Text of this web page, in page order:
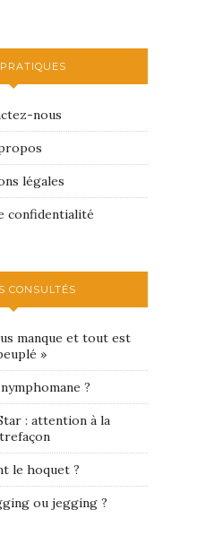
nous
légales
confidentialité
CONSULTÉS
manque et tout est
»
?
: attention à la
le hoquet ?
ou jegging ?